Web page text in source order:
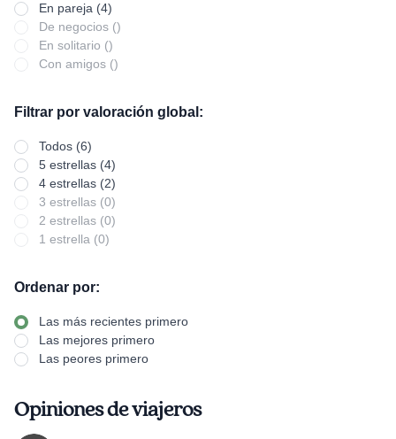
En pareja (4)
De negocios ()
En solitario ()
Con amigos ()
Filtrar por valoración global:
Todos (6)
5 estrellas (4)
4 estrellas (2)
3 estrellas (0)
2 estrellas (0)
1 estrella (0)
Ordenar por:
Las más recientes primero
Las mejores primero
Las peores primero
Opiniones de viajeros